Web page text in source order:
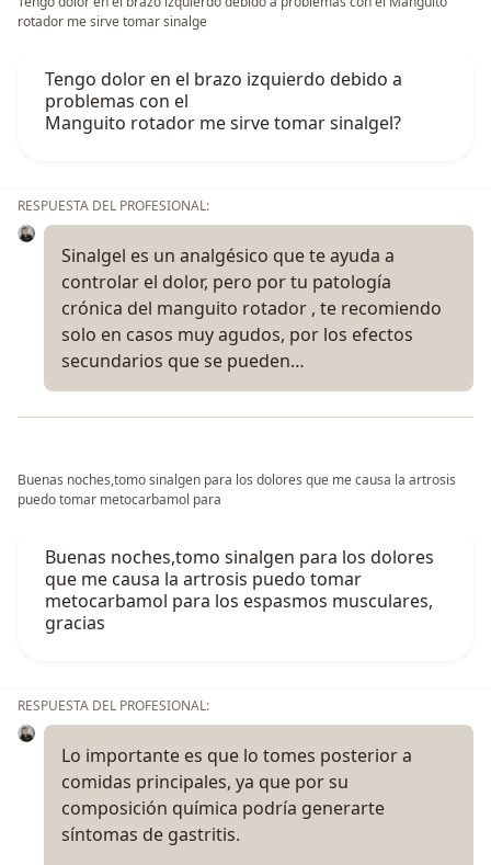
rotador me sirve tomar sinalge
Tengo dolor en el brazo izquierdo debido a
problemas con el
Manguito rotador me sirve tomar sinalgel?
RESPUESTA DEL PROFESIONAL:
Sinalgel es un analgésico que te ayuda a
controlar el dolor, pero por tu patología
crónica del manguito rotador , te recomiendo
solo en casos muy agudos, por los efectos
secundarios que se pueden…
Buenas noches,tomo sinalgen para los dolores que me causa la artrosis
puedo tomar metocarbamol para
Buenas noches,tomo sinalgen para los dolores
que me causa la artrosis puedo tomar
metocarbamol para los espasmos musculares,
gracias
RESPUESTA DEL PROFESIONAL:
Lo importante es que lo tomes posterior a
comidas principales, ya que por su
composición química podría generarte
síntomas de gastritis.